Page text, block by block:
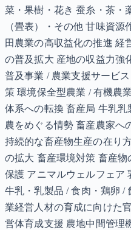
菜・果樹・花き 蚕糸・茶・
（畳表）・その他 甘味資
田農業の高収益化の推進 経
の普及拡大 産地の収益力強
普及事業 / 農業支援サービ
策 環境保全型農業 / 有機農
体系への転換 畜産局 牛乳
農をめぐる情勢 畜産農家へ
持続的な畜産物生産の在り
の拡大 畜産環境対策 畜産物
保護 アニマルウェルフェア
牛乳・乳製品 / 食肉・鶏卵 /
業経営人材の育成に向けた
営体育成支援 農地中間管理